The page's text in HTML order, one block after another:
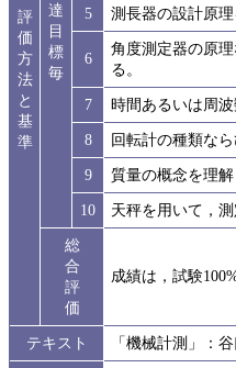
評
価
方
法
と
基
準
達
目
標
毎
5
測長器の設計原
6
角度測定器の原
る。
7
時間あるいは周
8
回転計の種類な
9
質量の概念を理
10
天秤を用いて，
総
合
評
価
成績は，試験
テキスト 「機械計測」：